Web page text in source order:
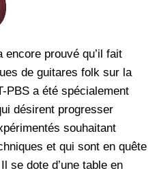
prouvé qu’il fait
de guitares folk sur la
PBS a été spécialement
désirent progresser
souhaitant
et qui sont en quête
se dote d’une table en